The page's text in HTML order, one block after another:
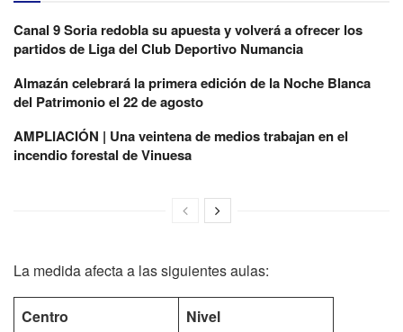
Canal 9 Soria redobla su apuesta y volverá a ofrecer los
partidos de Liga del Club Deportivo Numancia
Almazán celebrará la primera edición de la Noche Blanca
del Patrimonio el 22 de agosto
AMPLIACIÓN | Una veintena de medios trabajan en el
incendio forestal de Vinuesa
La medida afecta a las siguientes aulas:
Centro
Nivel